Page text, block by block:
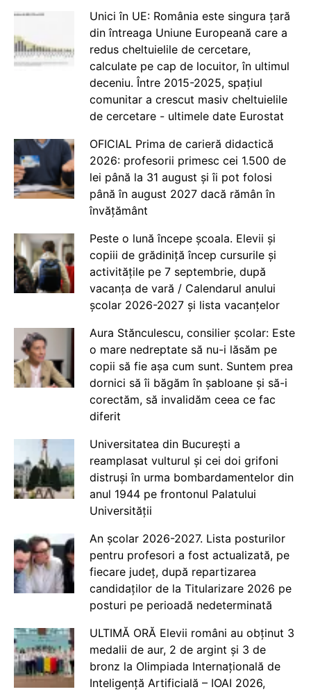
Unici în UE: România este singura țară
din întreaga Uniune Europeană care a
redus cheltuielile de cercetare,
calculate pe cap de locuitor, în ultimul
deceniu. Între 2015-2025, spațiul
comunitar a crescut masiv cheltuielile
de cercetare - ultimele date Eurostat
OFICIAL Prima de carieră didactică
2026: profesorii primesc cei 1.500 de
lei până la 31 august și îi pot folosi
până în august 2027 dacă rămân în
învățământ
Peste o lună începe școala. Elevii și
copiii de grădiniță încep cursurile și
activitățile pe 7 septembrie, după
vacanța de vară / Calendarul anului
școlar 2026-2027 și lista vacanțelor
Aura Stănculescu, consilier școlar: Este
o mare nedreptate să nu-i lăsăm pe
copii să fie așa cum sunt. Suntem prea
dornici să îi băgăm în șabloane și să-i
corectăm, să invalidăm ceea ce fac
diferit
Universitatea din București a
reamplasat vulturul și cei doi grifoni
distruși în urma bombardamentelor din
anul 1944 pe frontonul Palatului
Universității
An școlar 2026-2027. Lista posturilor
pentru profesori a fost actualizată, pe
fiecare județ, după repartizarea
candidaților de la Titularizare 2026 pe
posturi pe perioadă nedeterminată
ULTIMĂ ORĂ Elevii români au obținut 3
medalii de aur, 2 de argint și 3 de
bronz la Olimpiada Internațională de
Inteligență Artificială – IOAI 2026,